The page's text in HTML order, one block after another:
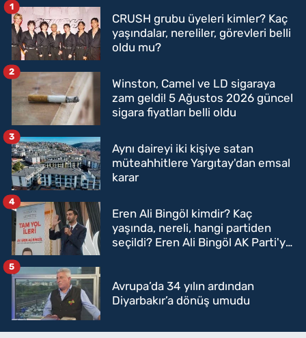
CRUSH grubu üyeleri kimler? Kaç
yaşındalar, nereliler, görevleri belli
oldu mu?
1
Winston, Camel ve LD sigaraya
zam geldi! 5 Ağustos 2026 güncel
sigara fiyatları belli oldu
2
Aynı daireyi iki kişiye satan
müteahhitlere Yargıtay'dan emsal
karar
3
Eren Ali Bingöl kimdir? Kaç
yaşında, nereli, hangi partiden
seçildi? Eren Ali Bingöl AK Parti'ye
4
Avrupa’da 34 yılın ardından
Diyarbakır’a dönüş umudu
5